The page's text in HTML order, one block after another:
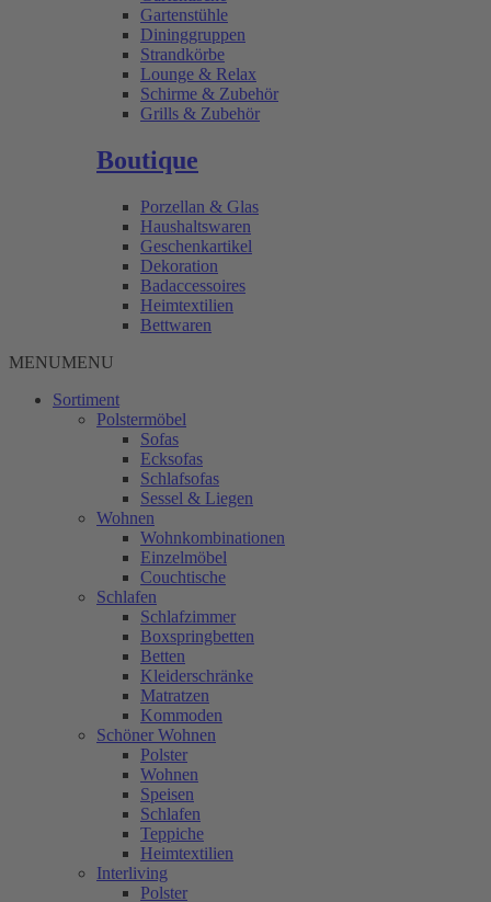
Gartenstühle
Dininggruppen
Strandkörbe
Lounge & Relax
Schirme & Zubehör
Grills & Zubehör
Boutique
Porzellan & Glas
Haushaltswaren
Geschenkartikel
Dekoration
Badaccessoires
Heimtextilien
Bettwaren
MENUMENU
Sortiment
Polstermöbel
Sofas
Ecksofas
Schlafsofas
Sessel & Liegen
Wohnen
Wohnkombinationen
Einzelmöbel
Couchtische
Schlafen
Schlafzimmer
Boxspringbetten
Betten
Kleiderschränke
Matratzen
Kommoden
Schöner Wohnen
Polster
Wohnen
Speisen
Schlafen
Teppiche
Heimtextilien
Interliving
Polster